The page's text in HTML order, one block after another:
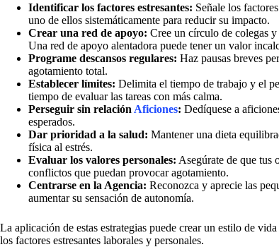
Identificar los factores estresantes: Señale los
uno de ellos sistemáticamente para reducir su impacto.
Crear una red de apoyo: Cree un círculo de colegas
Una red de apoyo alentadora puede tener un valor
Programe descansos regulares: Haz pausas breves
agotamiento total.
Establecer límites: Delimita el tiempo de trabajo y el
tiempo de evaluar las tareas con más calma.
Perseguir sin relación Aficiones: Dedíquese a
esperados.
Dar prioridad a la salud: Mantener una dieta
física al estrés.
Evaluar los valores personales: Asegúrate de que tus
conflictos que puedan provocar agotamiento.
Centrarse en la Agencia: Reconozca y aprecie las
aumentar su sensación de autonomía.
La aplicación de estas estrategias puede crear un estilo de
los factores estresantes laborales y personales.